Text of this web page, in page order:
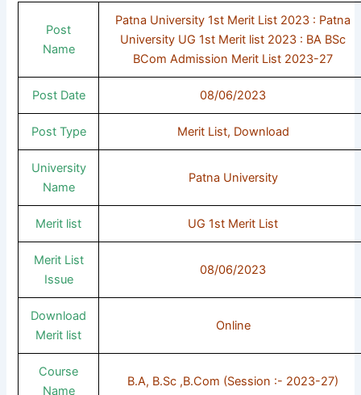
Post
Name
Patna University 1st Merit List 2023 : Patna
University UG 1st Merit list 2023 : BA BSc
BCom Admission Merit List 2023-27
Post Date 08/06/2023
Post Type Merit List, Download
University
Name
Patna University
Merit list UG 1st Merit List
Merit List
Issue
08/06/2023
Download
Merit list
Online
Course
Name
B.A, B.Sc ,B.Com (Session :- 2023-27)